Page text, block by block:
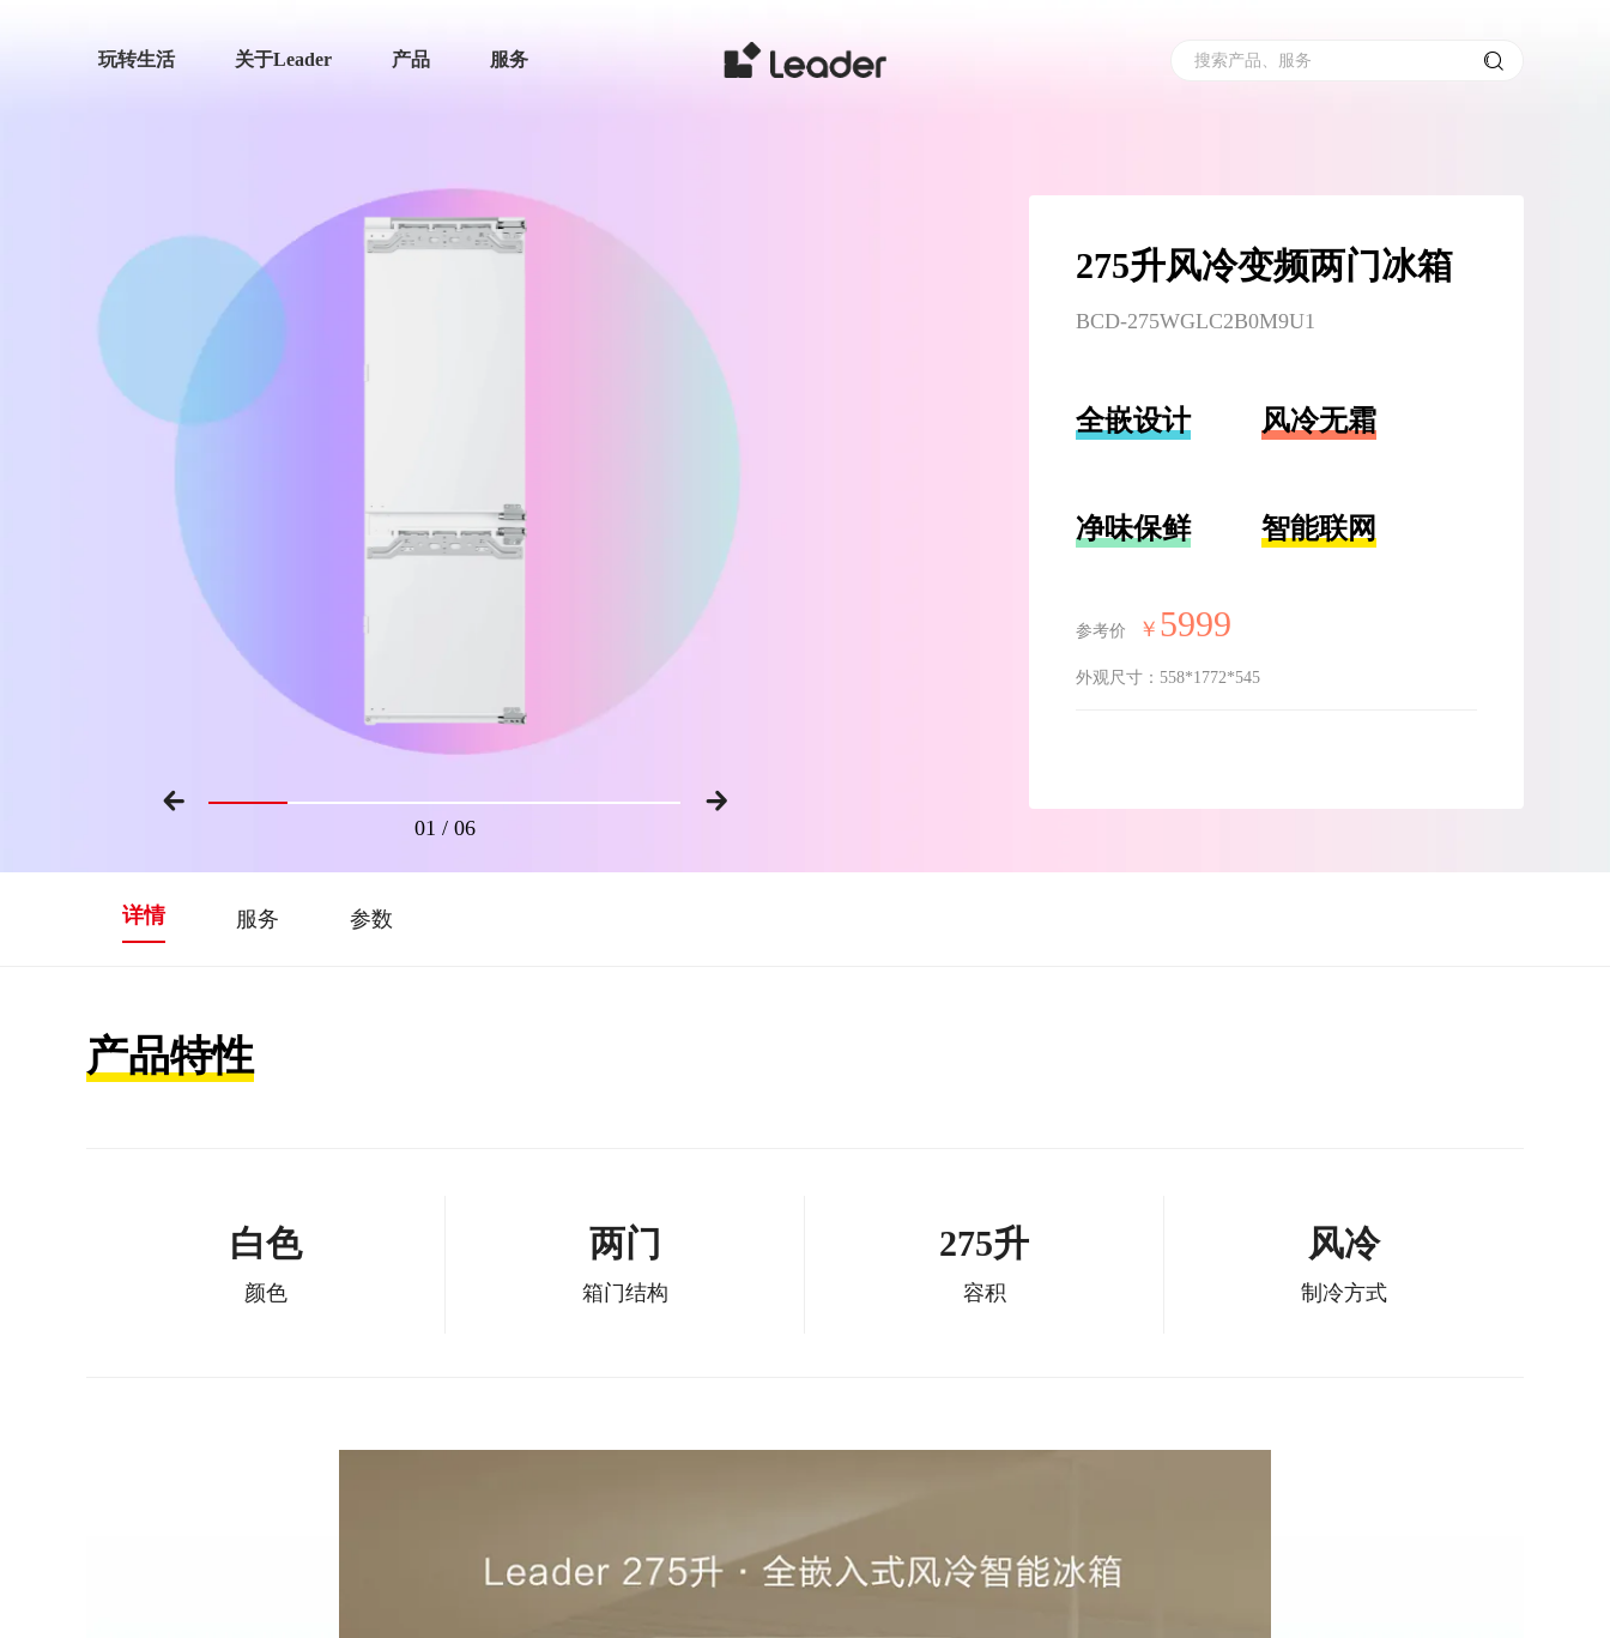
搜索产品、服务
玩转生活 关于Leader 产品 服务
01 / 06
275升风冷变频两门冰箱
BCD-275WGLC2B0M9U1
全嵌设计 风冷无霜
净味保鲜 智能联网
参考价 ￥ 5999
外观尺寸： 558*1772*545
详情 服务 参数
产品特性
白色
颜色
两门
箱门结构
275升
容积
风冷
制冷方式